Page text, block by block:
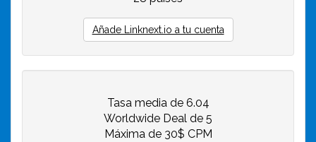
Añade Linknext.io a tu cuenta
Tasa media de 6.04
Worldwide Deal de 5
Máxima de 30$ CPM